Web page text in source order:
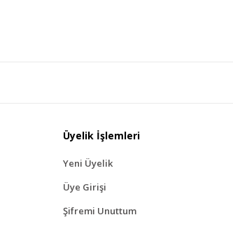
Üyelik İşlemleri
Yeni Üyelik
Üye Girişi
Şifremi Unuttum